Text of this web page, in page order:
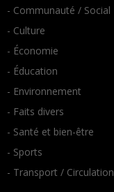
- Communauté / Social
- Culture
- Économie
- Éducation
- Environnement
- Faits divers
- Santé et bien-être
- Sports
- Transport / Circulation